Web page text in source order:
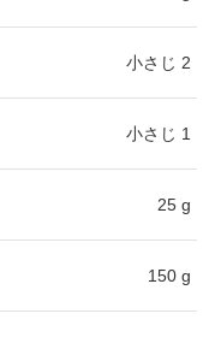
小さじ 2
小さじ 1
25 g
150 g